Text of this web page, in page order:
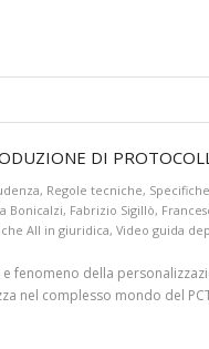
DI
, Regole tecniche,
Bonicalzi, Fabrizio Sigillò,
All in giuridica, Video guida
e fenomeno della
nel complesso mondo del